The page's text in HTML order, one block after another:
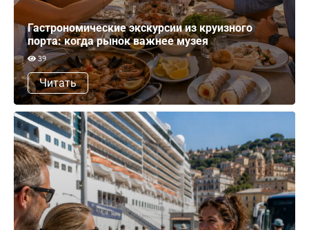
Гастрономические экскурсии из круизного
порта: когда рынок важнее музея
39
Читать